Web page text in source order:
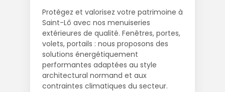
Protégez et valorisez votre patrimoine à
Saint-Lô avec nos menuiseries
extérieures de qualité. Fenêtres, portes,
volets, portails : nous proposons des
solutions énergétiquement
performantes adaptées au style
architectural normand et aux
contraintes climatiques du secteur.